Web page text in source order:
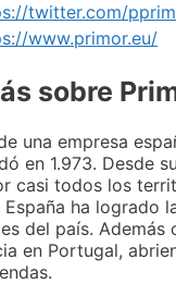
twitter.com/
www.primor.eu/
sobre
una empresa
en 1.973. Desde
casi todos los
ha logrado
del país. Además
en Portugal,